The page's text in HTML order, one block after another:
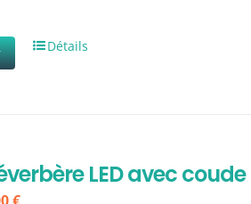
Détails
LED avec
Le